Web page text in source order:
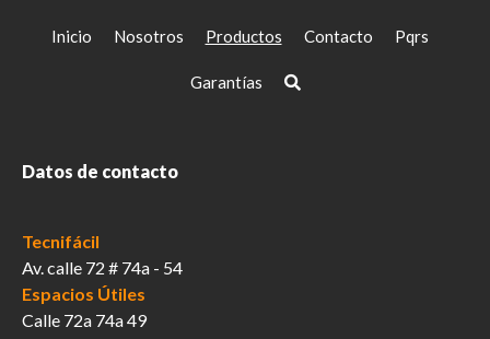
Inicio Nosotros Productos Contacto Pqrs
Garantías
Datos de contacto
Tecnifácil
Av. calle 72 # 74a - 54
Espacios Útiles
Calle 72a 74a 49